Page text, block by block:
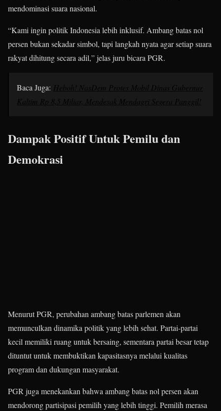
mendominasi suara nasional.
“Kami ingin politik Indonesia lebih inklusif. Ambang batas nol
persen bukan sekadar simbol, tapi langkah nyata agar setiap suara
rakyat dihitung secara adil,” jelas juru bicara PGR.
Baca Juga: Heboh! NasDem Protes Mobil Dinas Gubernur
Kaltim Rp 8,5 Miliar, Mendesak Mendagri Segera Panggil!
Dampak Positif Untuk Pemilu dan
Demokrasi
Menurut PGR, perubahan ambang batas parlemen akan
memunculkan dinamika politik yang lebih sehat. Partai-partai
kecil memiliki ruang untuk bersaing, sementara partai besar tetap
dituntut untuk membuktikan kapasitasnya melalui kualitas
program dan dukungan masyarakat.
PGR juga menekankan bahwa ambang batas nol persen akan
mendorong partisipasi pemilih yang lebih tinggi. Pemilih merasa